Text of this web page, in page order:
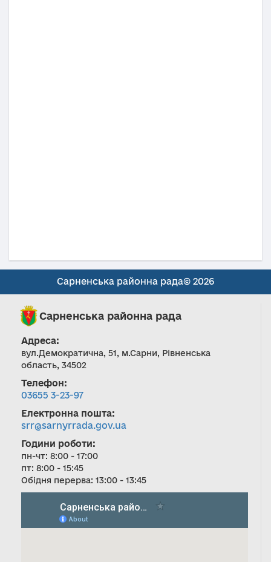
Сарненська районна рада© 2026
Сарненська районна рада
Адреса:
вул.Демократична, 51, м.Сарни, Рівненська
область, 34502
Телефон:
03655 3-23-97
Електронна пошта:
srr@sarnyrrada.gov.ua
Години роботи:
пн-чт: 8:00 - 17:00
пт: 8:00 - 15:45
Обідня перерва: 13:00 - 13:45